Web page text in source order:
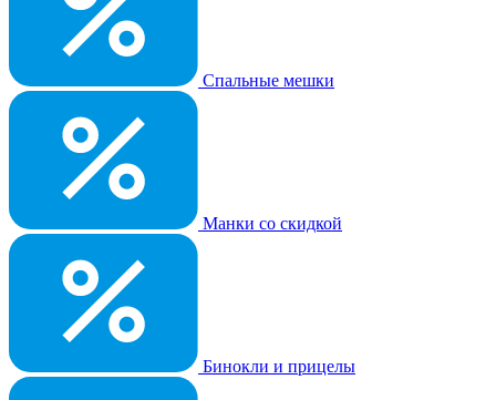
Спальные мешки
Манки со скидкой
Бинокли и прицелы